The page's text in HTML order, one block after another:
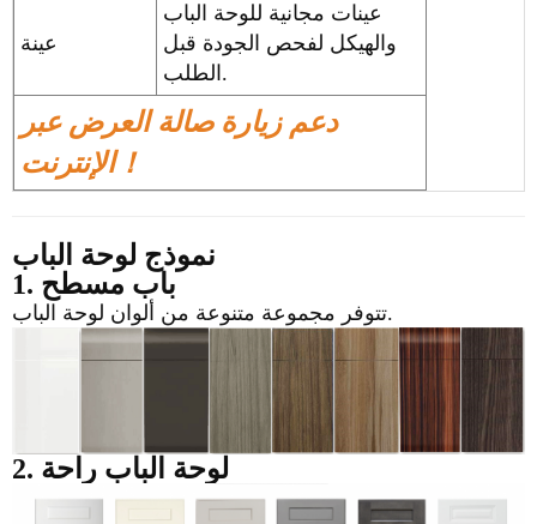
عينة
عينات مجانية للوحة الباب
والهيكل لفحص الجودة قبل
الطلب.
دعم زيارة صالة العرض عبر
الإنترنت！
نموذج لوحة الباب
1. باب مسطح
تتوفر مجموعة متنوعة من ألوان لوحة الباب.
2. لوحة الباب راحة